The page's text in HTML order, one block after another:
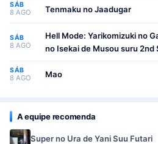
SÁB
8 AGO Tenmaku no Jaadugar
SÁB
8 AGO
Hell Mode: Yarikomizuki no
no Isekai de Musou suru 2nd
SÁB
8 AGO Mao
A equipe recomenda
Super no Ura de Yani Suu Futari